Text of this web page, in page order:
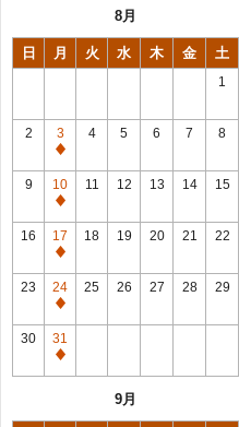
8月
日 月 火 水 木 金 土
1
2
3
休
館
日
4 5 6 7 8
9
10
休
館
日
11 12 13 14 15
16
17
休
館
日
18 19 20 21 22
23
24
休
館
日
25 26 27 28 29
30
31
休
9月